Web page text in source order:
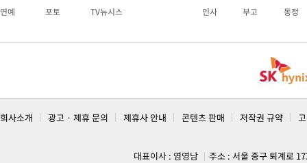
연예 포토 TV뉴시스 인사 부고 동정
회사소개 광고 · 제휴 문의 제휴사 안내 콘텐츠 판매 저작권 규약
대표이사 : 염영남
주소 : 서울 중구 퇴계로